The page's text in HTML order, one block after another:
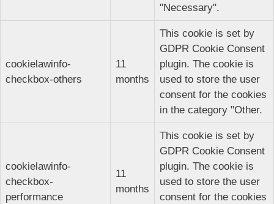
"Necessary".
cookielawinfo-
checkbox-others
11
months
This cookie is set by
GDPR Cookie Consent
plugin. The cookie is
used to store the user
consent for the cookies
in the category "Other.
cookielawinfo-
checkbox-
performance
11
months
This cookie is set by
GDPR Cookie Consent
plugin. The cookie is
used to store the user
consent for the cookies